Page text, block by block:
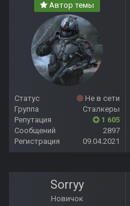
Автор темы
Статус
Не в сети
Группа
Сталкеры
Репутация
1 605
Сообщений
2897
Регистрация
09.04.2021
Sorryy
Новичок